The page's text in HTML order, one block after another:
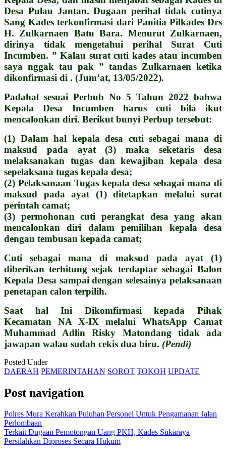
Desa Pulau Jantan. Dugaan perihal tidak cutinya
Sang Kades terkonfirmasi dari Panitia Pilkades Drs
H. Zulkarnaen Batu Bara. Menurut Zulkarnaen,
dirinya tidak mengetahui perihal Surat Cuti
Incumben. ” Kalau surat cuti kades atau incumben
saya nggak tau pak ” tandas Zulkarnaen ketika
dikonfirmasi di . (Jum’at, 13/05/2022).
Padahal sesuai Perbub No 5 Tahun 2022 bahwa
Kepala Desa Incumben harus cuti bila ikut
mencalonkan diri. Berikut bunyi Perbup tersebut:
(1) Dalam hal kepala desa cuti sebagai mana di
maksud pada ayat (3) maka seketaris desa
melaksanakan tugas dan kewajiban kepala desa
sepelaksana tugas kepala desa;
(2) Pelaksanaan Tugas kepala desa sebagai mana di
maksud pada ayat (1) ditetapkan melalui surat
perintah camat;
(3) permohonan cuti perangkat desa yang akan
mencalonkan diri dalam pemilihan kepala desa
dengan tembusan kepada camat;
Cuti sebagai mana di maksud pada ayat (1)
diberikan terhitung sejak terdaptar sebagai Balon
Kepala Desa sampai dengan selesainya pelaksanaan
penetapan calon terpilih.
Saat hal Ini Dikomfirmasi kepada Pihak
Kecamatan NA X-IX melalui WhatsApp Camat
Muhammad Adlin Risky Matondang tidak ada
jawapan walau sudah cekis dua biru. (Pendi)
Posted Under
DAERAH PEMERINTAHAN SOROT TOKOH UPDATE
Post navigation
Polres Mura Kerahkan Puluhan Personel Untuk Pengamanan Jalan
Perlombaan
Terkait Dugaan Pemotongan Uang PKH, Kades Sukaraya
Persilahkan Diproses Secara Hukum